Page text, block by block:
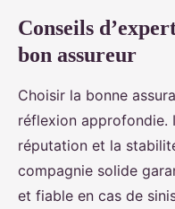
Conseils
bon assureur
Choisir la bonne
réflexion approfondie.
réputation et la
compagnie solide
et fiable en cas de